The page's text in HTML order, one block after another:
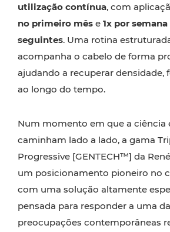
utilização contínua, com
no primeiro mês e 1x por
seguintes. Uma rotina
acompanha o cabelo de forma
ajudando a recuperar densidade,
ao longo do tempo.
Num momento em que a ciência
caminham lado a lado, a gama
Progressive [GENTECH™] da
um posicionamento pioneiro no
com uma solução altamente
pensada para responder a uma
preocupações contemporâneas